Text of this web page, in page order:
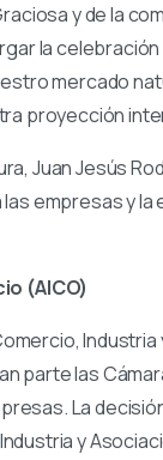
y de la
la
mercado
proyección
Juan Jesús
empresas y la
(AICO)
parte las
La
y